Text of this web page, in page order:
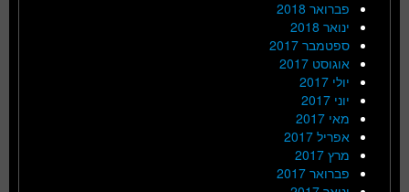
פברואר 2018
ינואר 2018
ספטמבר 2017
אוגוסט 2017
יולי 2017
יוני 2017
מאי 2017
אפריל 2017
מרץ 2017
פברואר 2017